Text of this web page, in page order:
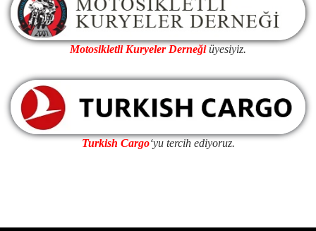
Motosikletli Kuryeler Derneği üyesiyiz.
Turkish Cargo‘yu tercih ediyoruz.